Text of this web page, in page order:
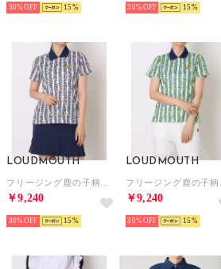
30% 15 30% 15
LOUDMOUTH
￥9,240
30% 15
LOUDMOUTH
￥9,240
30% 15